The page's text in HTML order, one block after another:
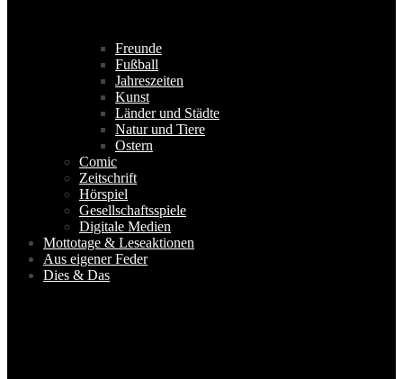
Freunde
Fußball
Jahreszeiten
Kunst
Länder und Städte
Natur und Tiere
Ostern
Comic
Zeitschrift
Hörspiel
Gesellschaftsspiele
Digitale Medien
Mottotage & Leseaktionen
Aus eigener Feder
Dies & Das